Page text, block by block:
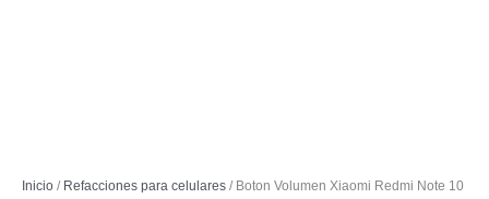
Inicio / Refacciones para celulares / Boton Volumen Xiaomi Redmi Note 10